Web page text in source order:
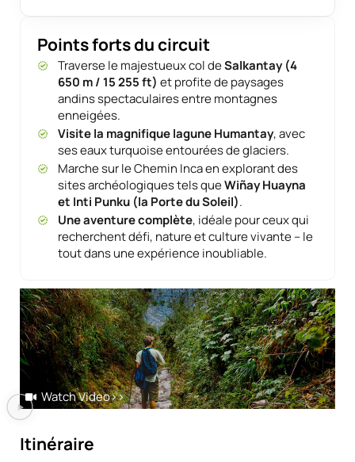
Points forts du circuit
Traverse le majestueux col deSalkantay (4
650 m / 15 255 ft) et profite de paysages
andins spectaculaires entre montagnes
enneigées.
Visite la magnifique lagune Humantay, avec
ses eaux turquoise entourées de glaciers.
Marche sur le Chemin Inca en explorant des
sites archéologiques tels queWiñay Huayna
et Inti Punku (la Porte du Soleil).
Une aventure complète, idéale pour ceux qui
recherchent défi, nature et culture vivante – le
tout dans une expérience inoubliable.
Watch Video>>
Itinéraire